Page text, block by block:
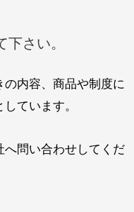
さい。
内容、商品や制度に
ています。
へ問い合わせしてくだ